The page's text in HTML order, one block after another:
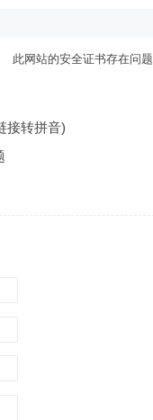
此网站的安全证书存在问题
接转拼音)